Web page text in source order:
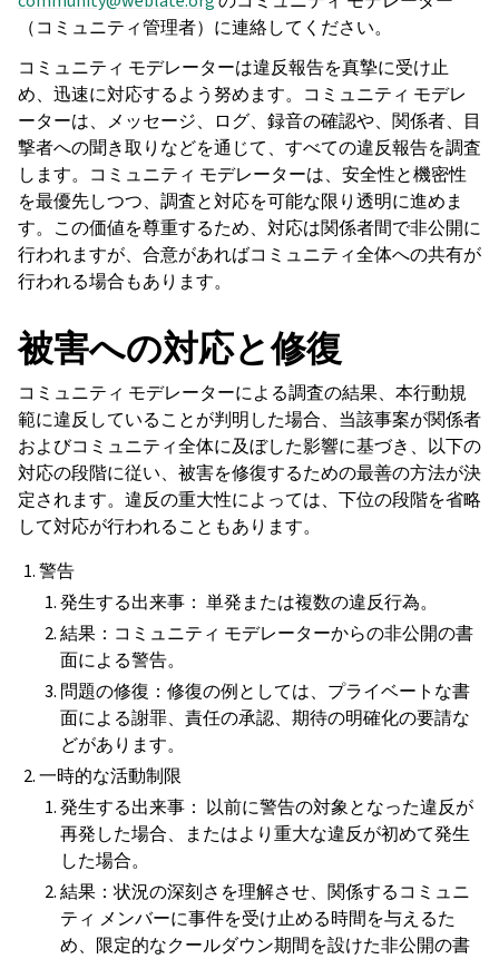
（コミュニティ管理者）に連絡してください。
コミュニティ モデレーターは違反報告を真摯に受け止
め、迅速に対応するよう努めます。コミュニティ モデレ
ーターは、メッセージ、ログ、録音の確認や、関係者、目
撃者への聞き取りなどを通じて、すべての違反報告を調査
します。コミュニティ モデレーターは、安全性と機密性
を最優先しつつ、調査と対応を可能な限り透明に進めま
す。この価値を尊重するため、対応は関係者間で非公開に
行われますが、合意があればコミュニティ全体への共有が
行われる場合もあります。
被害への対応と修復
コミュニティ モデレーターによる調査の結果、本行動規
範に違反していることが判明した場合、当該事案が関係者
およびコミュニティ全体に及ぼした影響に基づき、以下の
対応の段階に従い、被害を修復するための最善の方法が決
定されます。違反の重大性によっては、下位の段階を省略
して対応が行われることもあります。
警告
発生する出来事： 単発または複数の違反行為。
結果：コミュニティ モデレーターからの非公開の書
面による警告。
問題の修復：修復の例としては、プライベートな書
面による謝罪、責任の承認、期待の明確化の要請な
どがあります。
一時的な活動制限
発生する出来事： 以前に警告の対象となった違反が
再発した場合、またはより重大な違反が初めて発生
した場合。
結果：状況の深刻さを理解させ、関係するコミュニ
ティ メンバーに事件を受け止める時間を与えるた
め、限定的なクールダウン期間を設けた非公開の書